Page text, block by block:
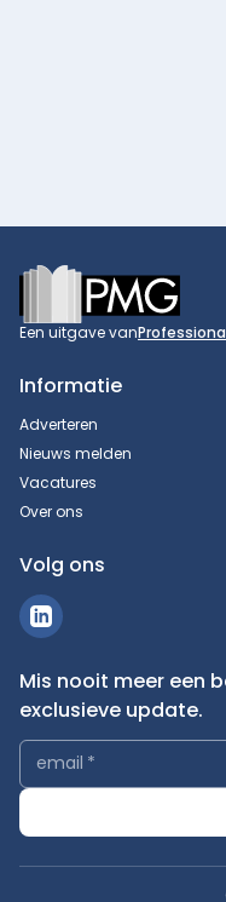
Footer
Een uitgave van
Informatie
Adverteren
Nieuws melden
Vacatures
Over ons
Volg ons
Mis nooit meer een
exclusieve update.
email *